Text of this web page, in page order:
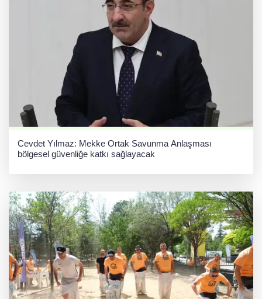
Cevdet Yılmaz: Mekke Ortak Savunma Anlaşması
bölgesel güvenliğe katkı sağlayacak